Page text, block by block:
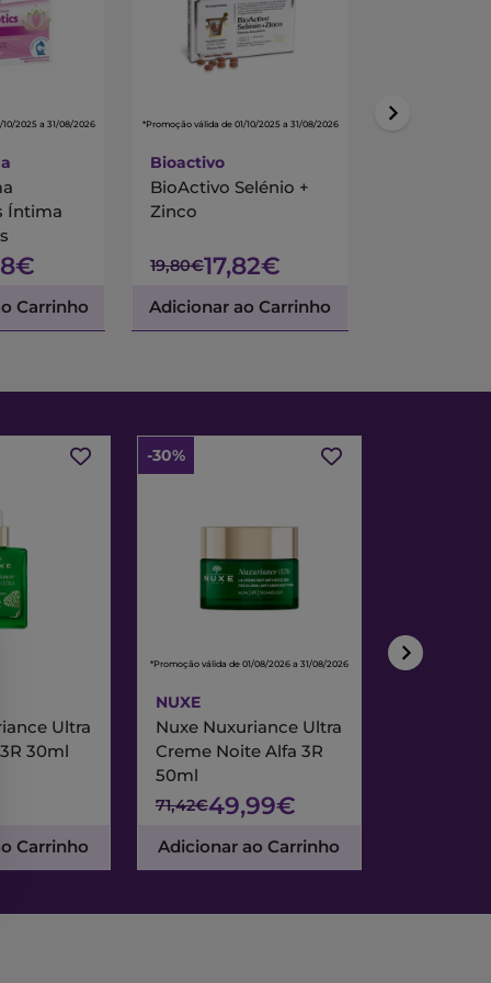
2025 a 31/08/2026
Íntima
Carrinho
*Promoção válida de 01/10/2025 a 31/08/2026
Bioactivo
BioActivo Selénio +
Zinco
19,80€17,82€
Adicionar ao Carrinho
*Promoção válida de
Ultra
30ml
Carrinho
-30%
*Promoção válida de 01/08/2026 a 31/08/2026
NUXE
Nuxe Nuxuriance Ultra
Creme Noite Alfa 3R
50ml
71,42€49,99€
Adicionar ao Carrinho
*Promoção válida